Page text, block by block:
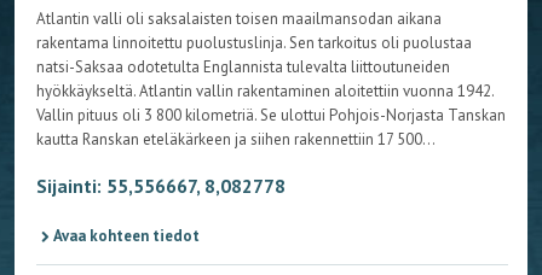
Atlantin valli oli saksalaisten toisen maailmansodan aikana
rakentama linnoitettu puolustuslinja. Sen tarkoitus oli puolustaa
natsi-Saksaa odotetulta Englannista tulevalta liittoutuneiden
hyökkäykseltä. Atlantin vallin rakentaminen aloitettiin vuonna 1942.
Vallin pituus oli 3 800 kilometriä. Se ulottui Pohjois-Norjasta Tanskan
kautta Ranskan eteläkärkeen ja siihen rakennettiin 17 500...
Sijainti: 55,556667, 8,082778
Avaa kohteen tiedot